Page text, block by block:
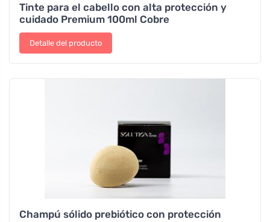
Tinte para el cabello con alta protección y
cuidado Premium 100ml Cobre
Detalle del producto
Champú sólido prebiótico con protección